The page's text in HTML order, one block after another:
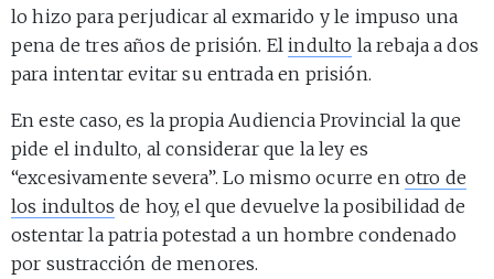
lo hizo para perjudicar al exmarido y le impuso una
pena de tres años de prisión. Elindulto la rebaja a dos
para intentar evitar su entrada en prisión.
En este caso, es la propia Audiencia Provincial la que
pide el indulto, al considerar que la ley es
“excesivamente severa”. Lo mismo ocurre en otro de
los indultos de hoy, el que devuelve la posibilidad de
ostentar la patria potestad a un hombre condenado
por sustracción de menores.